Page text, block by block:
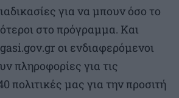
για να μπουν όσο το
στο πρόγραμμα. Και
οι ενδιαφερόμενοι
πληροφορίες για τις
πολιτικές μας για την προσιτή